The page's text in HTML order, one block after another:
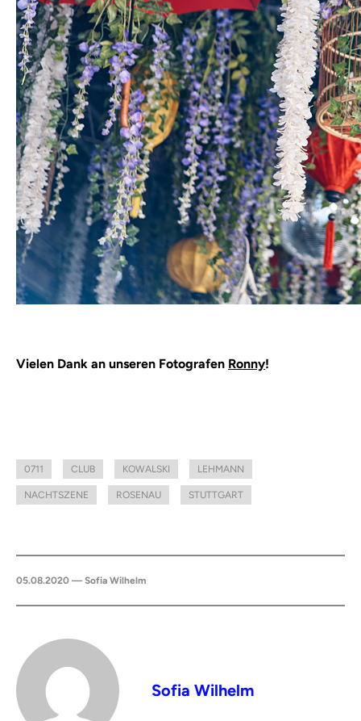
Vielen Dank an unseren Fotografen Ronny!
0711 CLUB KOWALSKI LEHMANN
NACHTSZENE ROSENAU STUTTGART
05.08.2020 — Sofia Wilhelm
Sofia Wilhelm